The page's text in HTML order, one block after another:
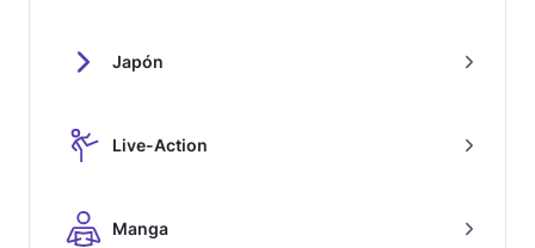
Japón
Live-Action
Manga